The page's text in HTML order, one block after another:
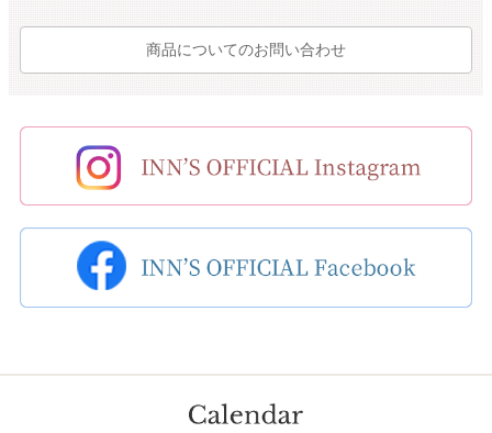
商品についてのお問い合わせ